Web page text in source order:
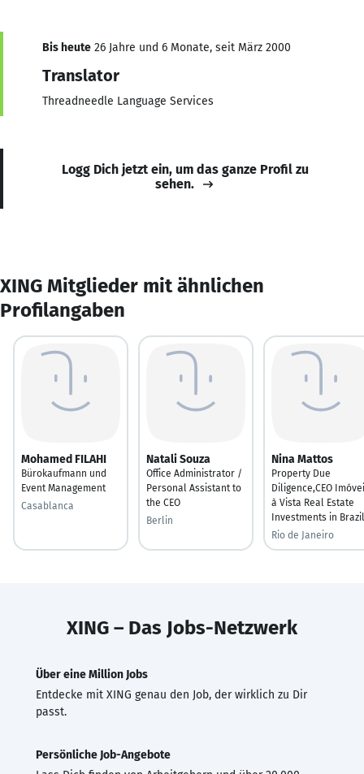
Bis heute 26 Jahre und 6 Monate, seit März 2000
Translator
Threadneedle Language Services
Logg Dich jetzt ein, um das ganze Profil zu
sehen.
XING Mitglieder mit ähnlichen
Profilangaben
Mohamed FILAHI
Bürokaufmann und
Event Management
Casablanca
Natali Souza
Office Administrator /
Personal Assistant to
the CEO
Berlin
Nina Mattos
Property Due
Diligence,CEO
à Vista Real Estate
Investments in Brazil
Rio de Janeiro
XING – Das Jobs-Netzwerk
Über eine Million Jobs
Entdecke mit XING genau den Job, der wirklich zu Dir
passt.
Persönliche Job-Angebote